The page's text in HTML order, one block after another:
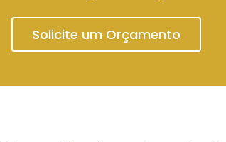
Solicite um Orçamento